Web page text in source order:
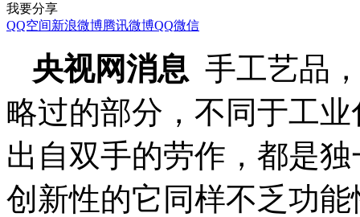
我要分享
QQ空间新浪微博腾讯微博QQ微信
央视网消息 手工艺品
略过的部分，不同于工
出自双手的劳作，都是
创新性的它同样不乏功